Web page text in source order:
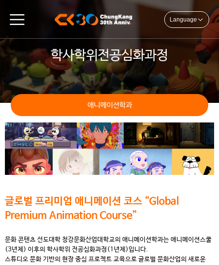
Language
학사학위전공심화과정
애니메이션학과
글로벌 프리미엄 애니메이션 코스 “Global
Premium Animation Course”
문화 콘텐츠 선도대학 청강문화산업대학교의 애니메이션학과는 애니메이션스쿨
(3년제) 이후의 학사학위 전공심화과정(1년제)입니다.
스튜디오 문화 기반의 현장 중심 프로젝트 교육으로 글로벌 문화산업의 새로운